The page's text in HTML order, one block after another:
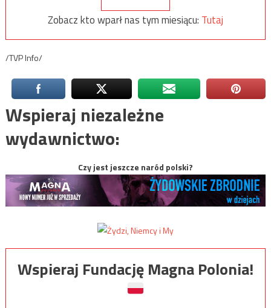
Zobacz kto wparł nas tym miesiącu: Tutaj
/TVP Info/
Wspieraj niezależne
wydawnictwo:
Czy jest jeszcze naród polski?
Wspieraj Fundację Magna Polonia!